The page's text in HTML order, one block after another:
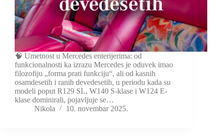
🧠 Umetnost u Mercedes enterijerima: od
funkcionalnosti ka izrazu Mercedes je oduvek imao
filozofiju „forma prati funkciju“, ali od kasnih
osamdesetih i ranih devedesetih, u periodu kada su
modeli poput R129 SL, W140 S-klase i W124 E-
klase dominirali, pojavljuje se…
Nikola
10. novembar 2025.